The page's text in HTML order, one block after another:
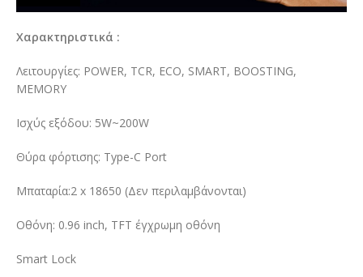
Χαρακτηριστικά :
Λειτουργίες: POWER, TCR, ECO, SMART, BOOSTING,
MEMORY
Ισχύς εξόδου: 5W~200W
Θύρα φόρτισης: Type-C Port
Μπαταρία:2 x 18650 (Δεν περιλαμβάνονται)
Οθόνη: 0.96 inch, TFT έγχρωμη οθόνη
Smart Lock